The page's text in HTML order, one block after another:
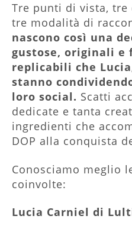
Tre punti di vista, tre
tre modalità di
nascono così una
gustose, originali e
replicabili che
stanno
loro social. Scatti
dedicate e tanta
ingredienti che
DOP alla conquista
Conosciamo meglio
coinvolte:
Lucia Carniel di